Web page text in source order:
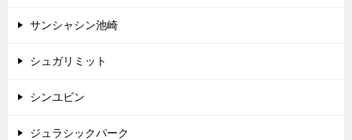
サンシャシン池崎
シュガリミット
シンユビン
ジュラシックパーク